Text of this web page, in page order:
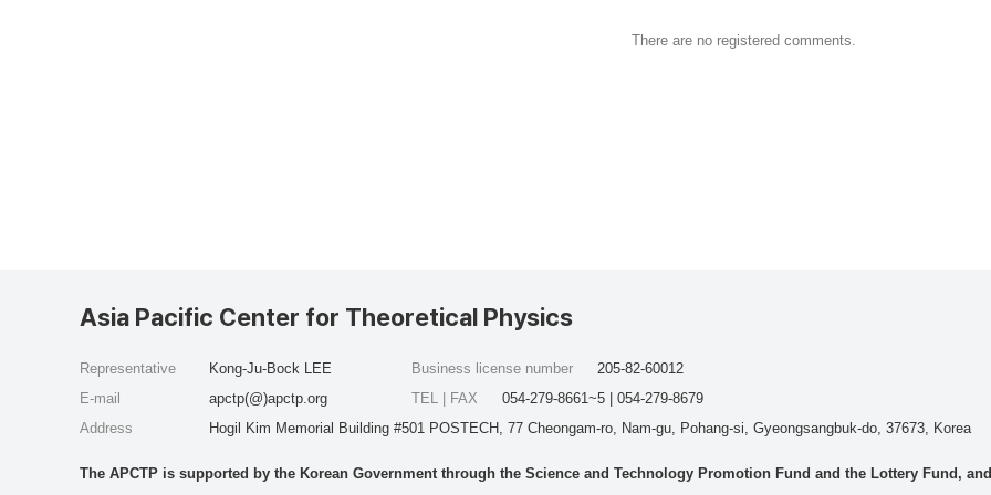
There are no registered comments.
Asia Pacific Center for Theoretical Physics
Representative
Kong-Ju-Bock LEE
E-mail
apctp(@)apctp.org
Address
Hogil Kim Memorial Building #501 POSTECH, 77 Cheongam-ro, Nam-gu, Pohang-si, Gyeongsangbuk-do, 37673, Korea
Business license number
205-82-60012
TEL | FAX
054-279-8661~5 | 054-279-8679
The APCTP is supported by the Korean Government through the Science and Technology Promotion Fund and the Lottery Fund,